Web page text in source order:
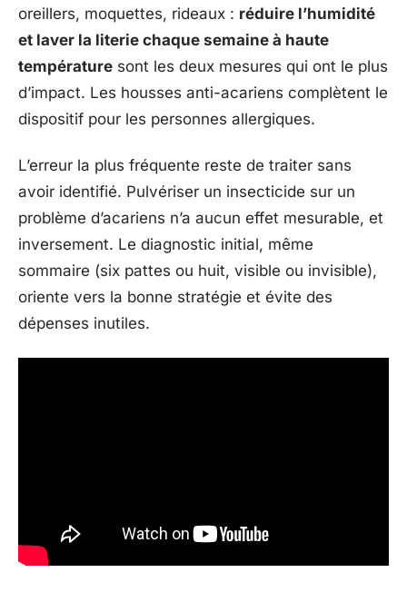
oreillers, moquettes, rideaux : réduire l’humidité
et laver la literie chaque semaine à haute
température sont les deux mesures qui ont le plus
d’impact. Les housses anti-acariens complètent le
dispositif pour les personnes allergiques.
L’erreur la plus fréquente reste de traiter sans
avoir identifié. Pulvériser un insecticide sur un
problème d’acariens n’a aucun effet mesurable, et
inversement. Le diagnostic initial, même
sommaire (six pattes ou huit, visible ou invisible),
oriente vers la bonne stratégie et évite des
dépenses inutiles.